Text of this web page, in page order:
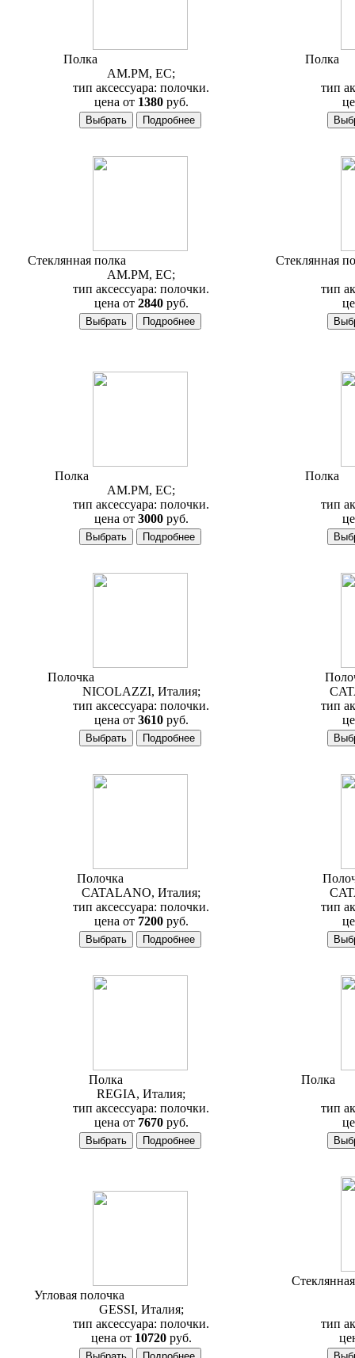
Полка
AM.PM, ЕС;
тип аксессуара: полочки.
цена от1380 руб.
Полка
тип
Стеклянная полка
AM.PM, ЕС;
тип аксессуара: полочки.
цена от2840 руб.
Стеклянная
тип
Полка
AM.PM, ЕС;
тип аксессуара: полочки.
цена от3000 руб.
Полка
тип
Полочка
NICOLAZZI, Италия;
тип аксессуара: полочки.
цена от3610 руб.
тип
Полочка
CATALANO, Италия;
тип аксессуара: полочки.
цена от7200 руб.
тип
Полка
REGIA, Италия;
тип аксессуара: полочки.
цена от7670 руб.
Полка
тип
Угловая полочка
GESSI, Италия;
тип аксессуара: полочки.
цена от10720 руб.
тип